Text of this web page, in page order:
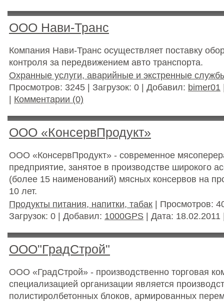
ООО Нави-Транс
Компания Нави-Транс осуществляет поставку
контроля за передвижением авто транспорта.
Охранные услуги, аварийные и экстренные
Просмотров: 3245 | Загрузок: 0 | Добавил: bimer01
Комментарии (0)
ООО «КонсервПродукт»
ООО «КонсервПродукт» - современное
предприятие, занятое в производстве широкого
(более 15 наименований) мясных консервов на
10 лет.
Продукты питания, напитки, табак | Просмотров:
Загрузок: 0 | Добавил: 1000GPS | Дата: 18.02.2011
ООО"ГрадСтрой"
ООО «ГрадСтрой» - производственно торговая
специализацией организации является
полистиролбетонных блоков, армированных